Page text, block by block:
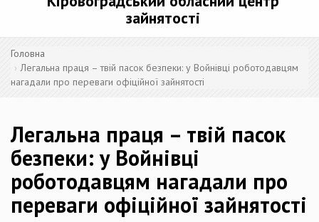
зайнятості
Головна
Легальна праця – твій пасок безпеки: у Войнівці роботодавцям
нагадали про переваги офіційної зайнятості
Легальна праця – твій пасок
безпеки: у Войнівці
роботодавцям нагадали про
переваги офіційної зайнятості